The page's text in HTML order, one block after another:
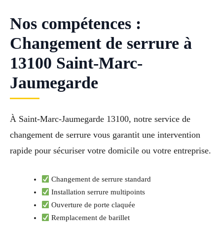
Nos compétences :
Changement de serrure à
13100 Saint-Marc-
Jaumegarde
À Saint-Marc-Jaumegarde 13100, notre service de
changement de serrure vous garantit une intervention
rapide pour sécuriser votre domicile ou votre entreprise.
Changement de serrure standard
Installation serrure multipoints
Ouverture de porte claquée
Remplacement de barillet